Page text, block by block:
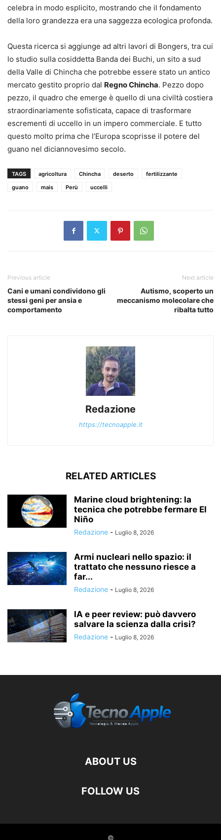
celebra in modo esplicito, mostrando che il fondamento
della loro grandezza era una saggezza ecologica profonda.
Questa ricerca si aggiunge ad altri lavori di Bongers, tra cui
lo studio sulla cosiddetta Banda dei Buchi, un sito a sud
della Valle di Chincha che potrebbe essere stato un antico
mercato gestito proprio dal Regno Chincha. Pezzo dopo
pezzo, il quadro che emerge è quello di una civiltà costiera
straordinariamente sofisticata, capace di trasformare
escrementi di uccello in un impero commerciale. E tutto
questo molto prima che l’Europa scoprisse il potere del
guano nel diciannovesimo secolo.
TAGS agricoltura Chincha deserto
fertilizzante
guano
mais Perù uccelli
Previous article
Cani e umani condividono gli
stessi geni per ansia e
comportamento
Next article
Autismo, scoperto un
meccanismo molecolare che
ribalta tutto
Redazione
https://tecnoapple.it
RELATED ARTICLES
Marine cloud brightening: la
tecnica che potrebbe fermare El
Niño
Redazione - Luglio 8, 2026
Armi nucleari nello spazio: il
trattato che nessuno riesce a
far...
Redazione - Luglio 8, 2026
IA e peer review: può davvero
salvare la scienza dalla crisi?
Redazione - Luglio 8, 2026
ABOUT US
FOLLOW US
©